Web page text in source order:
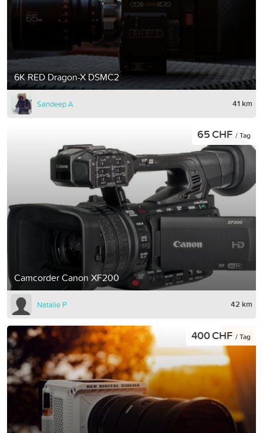
6K RED Dragon-X DSMC2
Sandeep A 41 km
Camcorder Canon XF200
65 CHF / Tag
Natalie P 42 km
400 CHF / Tag